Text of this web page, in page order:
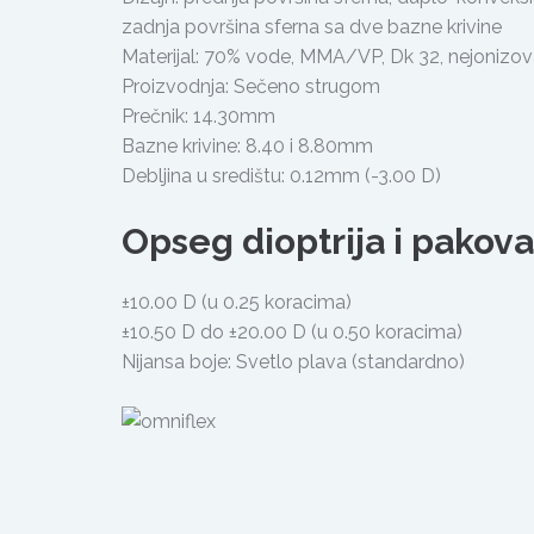
zadnja površina sferna sa dve bazne krivine
Materijal: 70% vode, MMA/VP, Dk 32,
Proizvodnja: Sečeno strugom
Prečnik: 14.30mm
Bazne krivine: 8.40 i 8.80mm
Debljina u središtu: 0.12mm (-3.00 D)
Opseg dioptrija i
±10.00 D (u 0.25 koracima)
±10.50 D do ±20.00 D (u 0.50 koracima)
Nijansa boje: Svetlo plava (standardno)